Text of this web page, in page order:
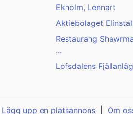
Ekholm, Lennart
Aktiebolaget
Restaurang
...
Lofsdalens
upp en platsannons Om